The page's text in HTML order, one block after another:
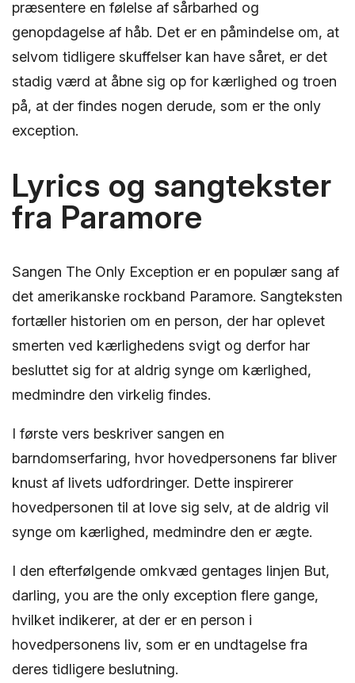
præsentere en følelse af sårbarhed og
genopdagelse af håb. Det er en påmindelse om, at
selvom tidligere skuffelser kan have såret, er det
stadig værd at åbne sig op for kærlighed og troen
på, at der findes nogen derude, som er the only
exception.
Lyrics og sangtekster
fra Paramore
Sangen The Only Exception er en populær sang af
det amerikanske rockband Paramore. Sangteksten
fortæller historien om en person, der har oplevet
smerten ved kærlighedens svigt og derfor har
besluttet sig for at aldrig synge om kærlighed,
medmindre den virkelig findes.
I første vers beskriver sangen en
barndomserfaring, hvor hovedpersonens far bliver
knust af livets udfordringer. Dette inspirerer
hovedpersonen til at love sig selv, at de aldrig vil
synge om kærlighed, medmindre den er ægte.
I den efterfølgende omkvæd gentages linjen But,
darling, you are the only exception flere gange,
hvilket indikerer, at der er en person i
hovedpersonens liv, som er en undtagelse fra
deres tidligere beslutning.